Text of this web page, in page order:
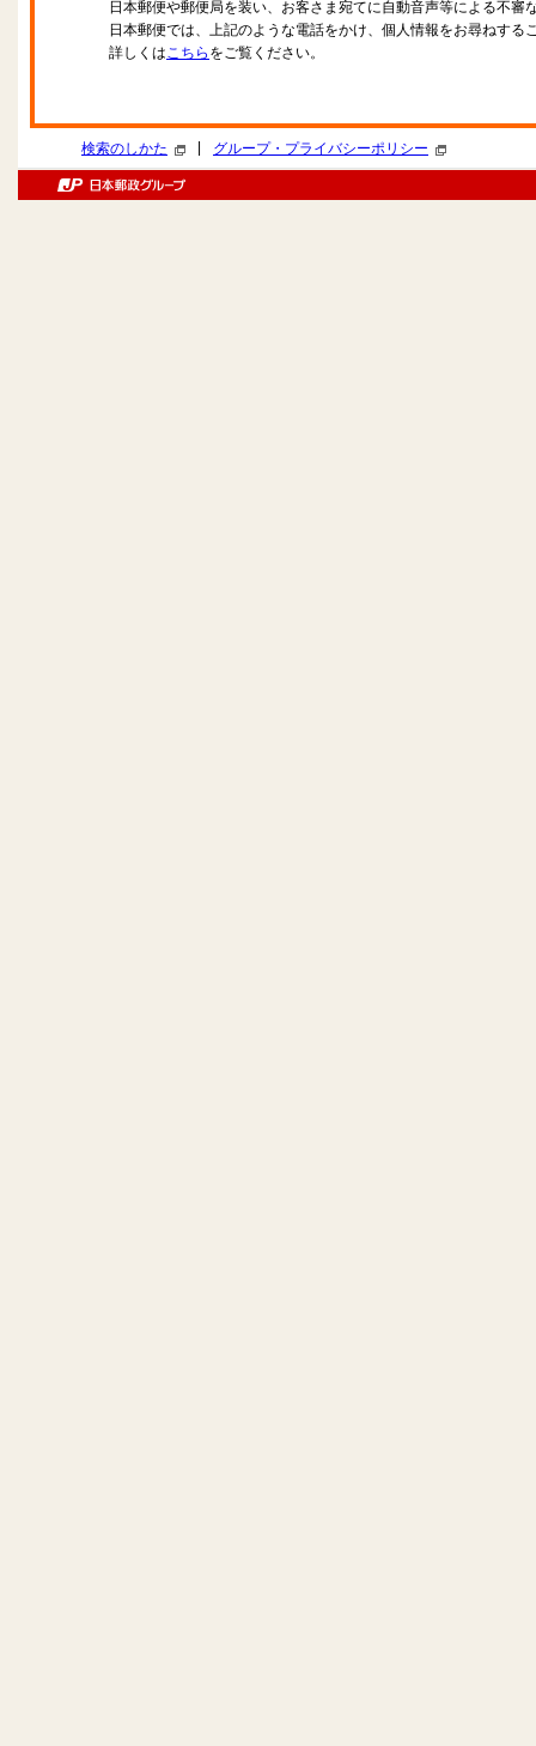
日本郵便や郵便局を装い、お客さま宛てに自動音声等による不審
日本郵便では、上記のような電話をかけ、個人情報をお尋ねする
詳しくはこちら をご覧ください。
検索のしかた グループ・プライバシーポリシー